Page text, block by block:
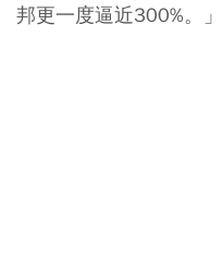
邦更一度逼近300%。」